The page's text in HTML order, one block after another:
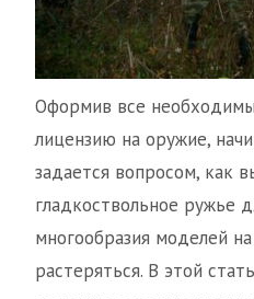
Оформив все
лицензию на оружие,
задается вопросом, как
гладкоствольное ружье
многообразия моделей
растеряться. В этой